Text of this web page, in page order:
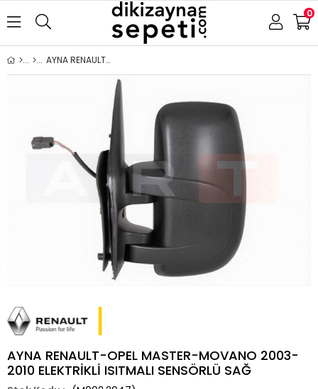
0
AYNA RENAULT-OPEL MASTER-MOVANO 2003-2010 ELEKTRİKLİ ISITMALI SENSÖRLÜ SAĞ
AYNA RENAULT-OPEL MASTER-MOVANO 2003-
2010 ELEKTRİKLİ ISITMALI SENSÖRLÜ SAĞ